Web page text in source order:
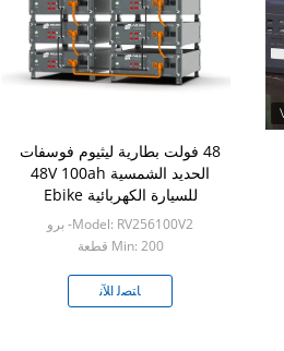
48 فولت بطارية ليثيوم فوسفات
الحديد الشمسية 48V 100ah
للسيارة الكهربائية Ebike
Model: RV256100V2- برو
Min: 200 قطعة
ﺎﺘﺼﻟ ﺍﻶﻧ